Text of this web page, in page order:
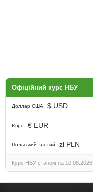
Офіційний курс НБУ
Доллар США $ USD
Євро € EUR
Польський злотий zł PLN
Курс НБУ станом на 10.08.2026